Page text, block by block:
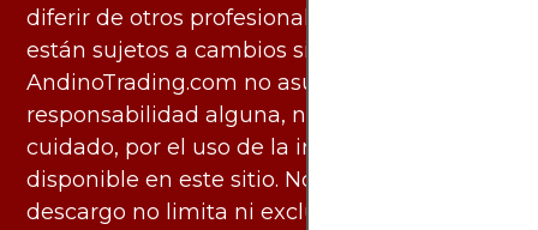
diferir de otros profesionales calificados y
están sujetos a cambios sin previo aviso.
AndinoTrading.com no asume
responsabilidad alguna, ni deber de
cuidado, por el uso de la información
disponible en este sitio. No obstante, este
descargo no limita ni excluye ninguna